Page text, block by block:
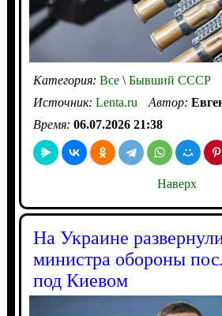
Категория: Все\Бывший СССР
Источник: Lenta.ru Автор:
Время: 06.07.2026 21:38
Наверх
На Украине
министра обороны
под Киевом